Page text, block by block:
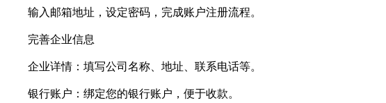
输入邮箱地址，设定密码，完成账户注册流程。
完善企业信息
企业详情：填写公司名称、地址、联系电话等。
银行账户：绑定您的银行账户，便于收款。